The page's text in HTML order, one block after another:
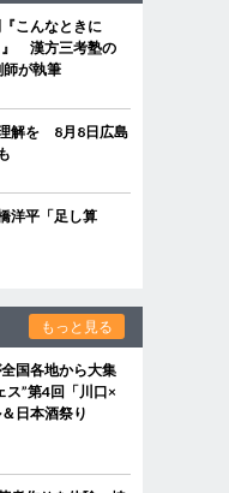
こんなときに
』 漢方三考塾の
が執筆
解を 8月8日広島
洋平「足し算
もっと見る
国各地から大集
”第4回「川口×
日本酒祭り